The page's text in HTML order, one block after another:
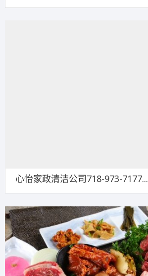
心怡家政清洁公司718-973-7177...